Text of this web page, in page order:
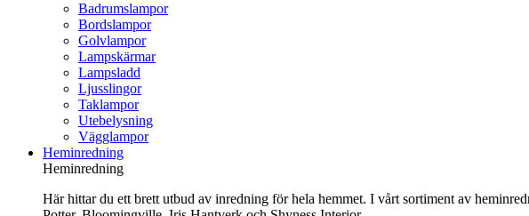
Badrumslampor
Bordslampor
Golvlampor
Lampskärmar
Lampsladd
Ljusslingor
Taklampor
Utebelysning
Vägglampor
Heminredning
Heminredning
Här hittar du ett brett utbud av inredning för hela hemmet. I vårt sortiment av